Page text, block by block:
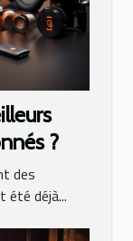
?
des
été déjà...